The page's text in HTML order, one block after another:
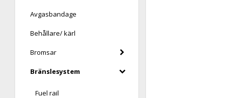
Avgasbandage
Behållare/ kärl
Bromsar
Bränslesystem
Fuel rail